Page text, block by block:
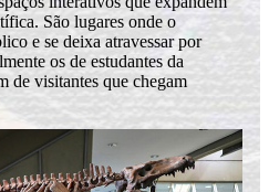
São lugares onde o
e se deixa atravessar por
os de estudantes da
de visitantes que chegam